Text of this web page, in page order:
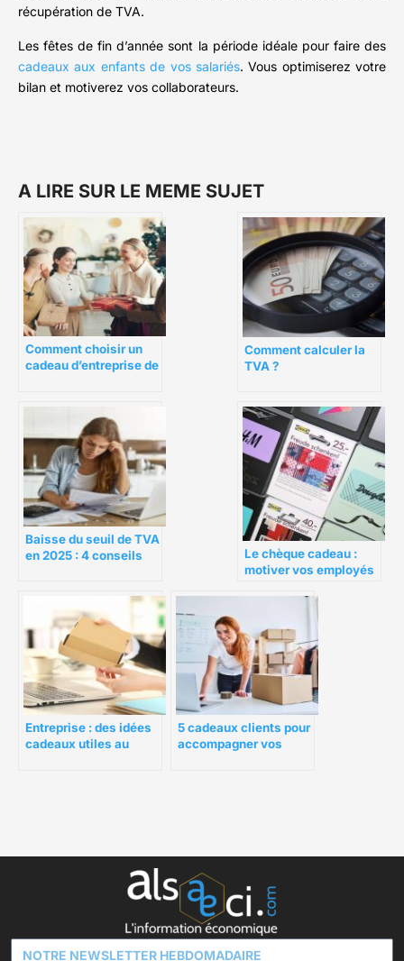
récupération de TVA.
Les fêtes de fin d’année sont la période idéale pour faire des
cadeaux aux enfants de vos salariés. Vous optimiserez votre
bilan et motiverez vos collaborateurs.
A LIRE SUR LE MEME SUJET
Comment choisir un
cadeau d’entreprise de
Comment calculer la
TVA ?
Baisse du seuil de TVA
en 2025 : 4 conseils
Le chèque cadeau :
motiver vos employés
Entreprise : des idées
cadeaux utiles au
5 cadeaux clients pour
accompagner vos